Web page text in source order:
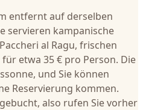
entfernt auf derselben
servieren kampanische
al Ragu, frischen
etwa 35 € pro Person. Die
und Sie können
Reservierung kommen.
also rufen Sie vorher